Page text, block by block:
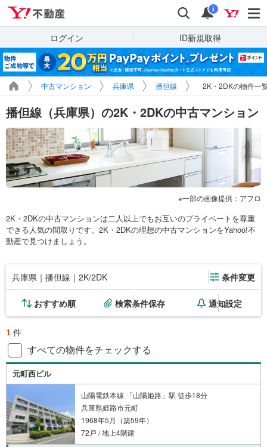
検索 通知
i
ログイン ID新規取得
中古マンション 兵庫県 播但線 2K・2DKの物件一
播但線（兵庫県）の2K・2DKの中古マンション
一部の画像提供：アフロ
2K・2DKの中古マンションは二人以上でもお互いのプライベートを尊重
できる人気の間取りです。2K・2DKの理想の中古マンションをYahoo!不
動産で見つけましょう。
兵庫県｜播但線｜2K/2DK 条件変更
おすすめ順 検索条件保存 通知設定
1 件
すべての物件をチェックする
元町西ビル
山陽電鉄本線 「山陽姫路」駅 徒歩18分
兵庫県姫路市元町
1968年5月（築59年）
72戸 / 地上4階建